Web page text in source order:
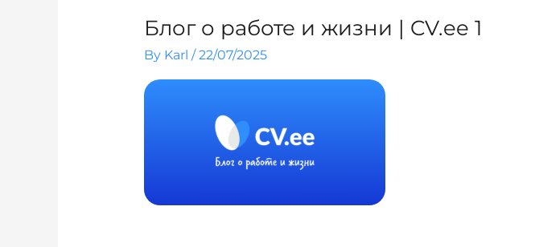
Блог о работе и жизни | CV.ee 1
By Karl /22/07/2025